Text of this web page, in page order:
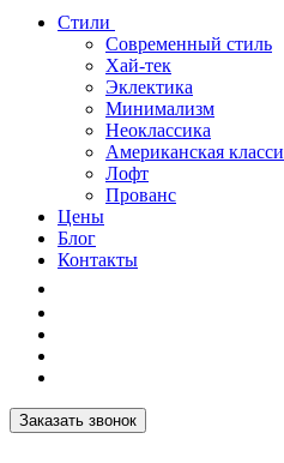
Стили
Современный стиль
Хай-тек
Эклектика
Минимализм
Неоклассика
Американская
Лофт
Прованс
Цены
Блог
Контакты
Заказать звонок